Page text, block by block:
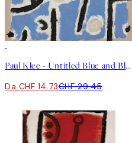
Paul Klee - Untitled Blue and Black Abstract Poster
Da CHF 14.73CHF 29.45